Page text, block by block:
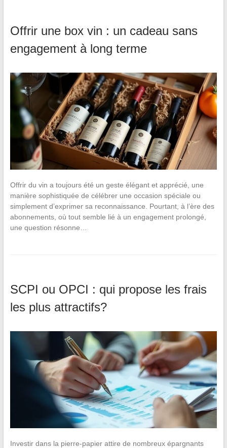
Offrir une box vin : un cadeau sans
engagement à long terme
Offrir du vin a toujours été un geste élégant et apprécié, une
manière sophistiquée de célébrer une occasion spéciale ou
simplement d’exprimer sa reconnaissance. Pourtant, à l’ère des
abonnements, où tout semble lié à un engagement prolongé,
une question résonne…
SCPI ou OPCI : qui propose les frais
les plus attractifs?
Investir dans la pierre-papier attire de nombreux épargnants